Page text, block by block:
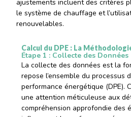
ajustements incluent des critères
le système de chauffage et
renouvelables.
Calcul du DPE : La
Étape 1 : Collecte des Données
La collecte des données est la
repose l’ensemble du processus
performance énergétique (DPE).
une attention méticuleuse aux
compréhension approfondie des